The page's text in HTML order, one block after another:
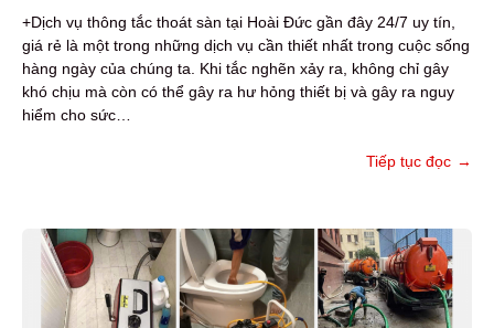
+Dịch vụ thông tắc thoát sàn tại Hoài Đức gần đây 24/7 uy tín,
giá rẻ là một trong những dịch vụ cần thiết nhất trong cuộc sống
hàng ngày của chúng ta. Khi tắc nghẽn xảy ra, không chỉ gây
khó chịu mà còn có thể gây ra hư hỏng thiết bị và gây ra nguy
hiểm cho sức…
Tiếp tục đọc →